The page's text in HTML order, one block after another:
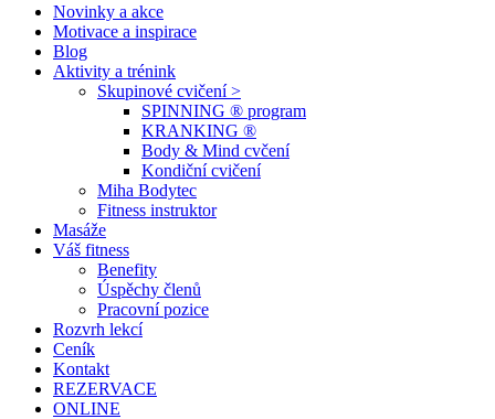
Novinky a akce
Motivace a inspirace
Blog
Aktivity a trénink
Skupinové cvičení >
SPINNING ® program
KRANKING ®
Body & Mind cvčení
Kondiční cvičení
Miha Bodytec
Fitness instruktor
Masáže
Váš fitness
Benefity
Úspěchy členů
Pracovní pozice
Rozvrh lekcí
Ceník
Kontakt
REZERVACE
ONLINE